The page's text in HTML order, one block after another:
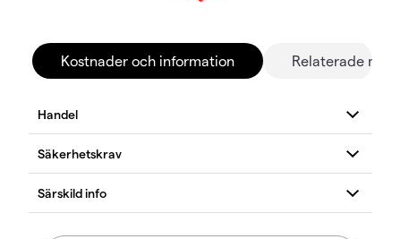
Kostnader och information Relaterade